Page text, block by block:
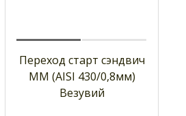
Переход старт сэндвич
ММ (AISI 430/0,8мм)
Везувий